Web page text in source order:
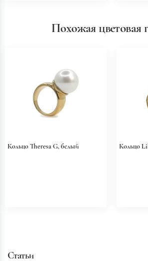
Похожая цветовая
Кольцо Theresa G, белый Кольцо
Статьи